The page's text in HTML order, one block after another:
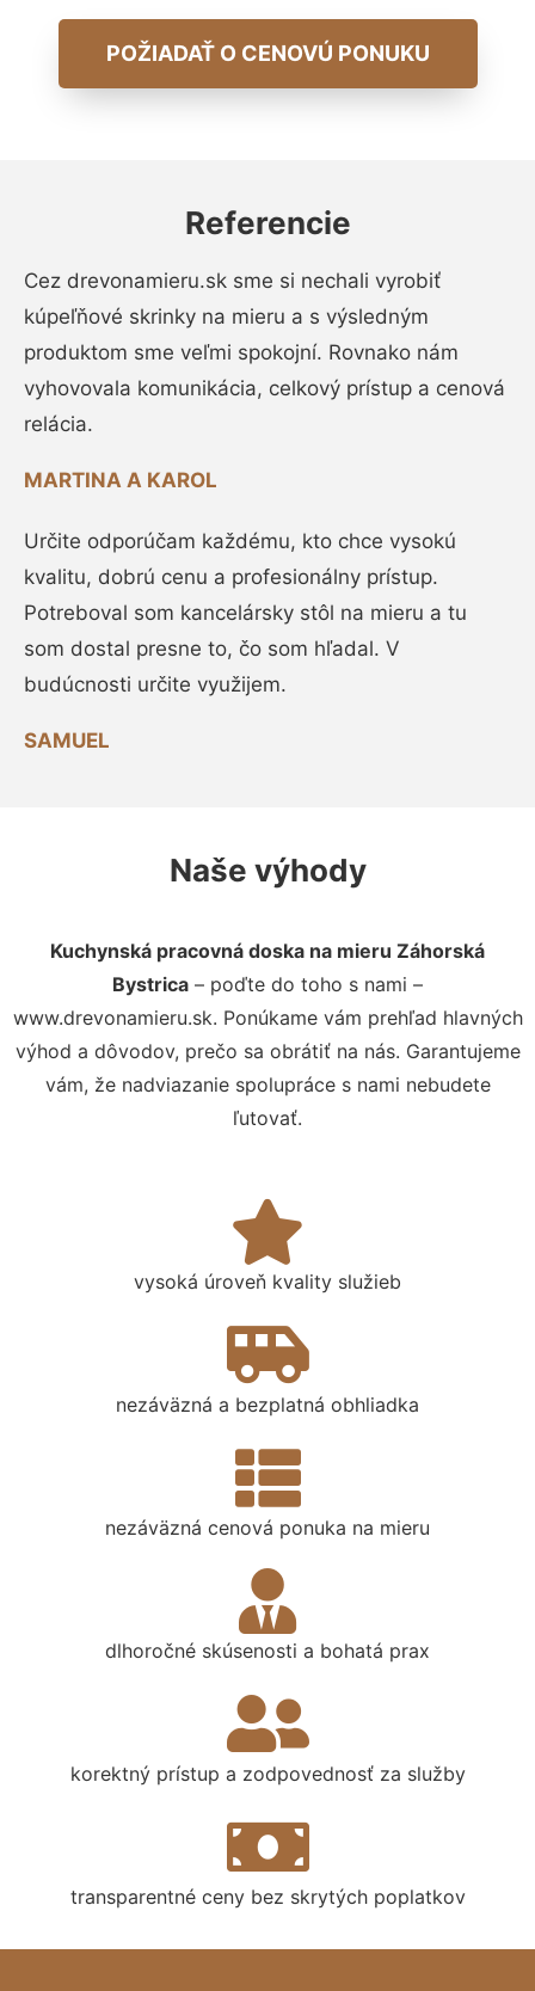
POŽIADAŤ O CENOVÚ PONUKU
Referencie
Cez drevonamieru.sk sme si nechali vyrobiť
kúpeľňové skrinky na mieru a s výsledným
produktom sme veľmi spokojní. Rovnako nám
vyhovovala komunikácia, celkový prístup a cenová
relácia.
MARTINA A KAROL
Určite odporúčam každému, kto chce vysokú
kvalitu, dobrú cenu a profesionálny prístup.
Potreboval som kancelársky stôl na mieru a tu
som dostal presne to, čo som hľadal. V
budúcnosti určite využijem.
SAMUEL
Naše výhody
Kuchynská pracovná doska na mieru Záhorská
Bystrica – poďte do toho s nami –
www.drevonamieru.sk. Ponúkame vám prehľad hlavných
výhod a dôvodov, prečo sa obrátiť na nás. Garantujeme
vám, že nadviazanie spolupráce s nami nebudete
ľutovať.
vysoká úroveň kvality služieb
nezáväzná a bezplatná obhliadka
nezáväzná cenová ponuka na mieru
dlhoročné skúsenosti a bohatá prax
korektný prístup a zodpovednosť za služby
transparentné ceny bez skrytých poplatkov